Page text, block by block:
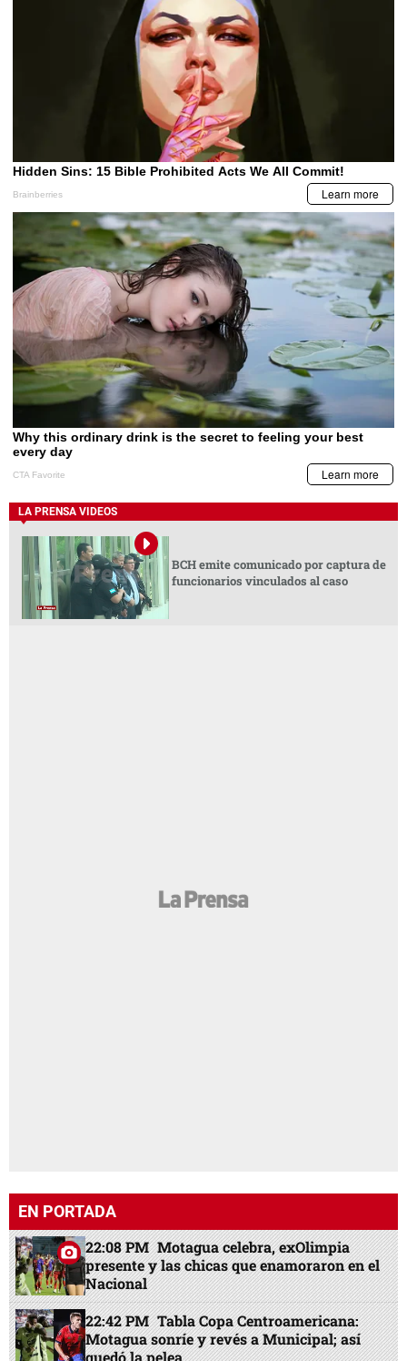
LA PRENSA VIDEOS
BCH emite comunicado por captura de
funcionarios vinculados al caso
EN PORTADA
22:08 PM Motagua celebra, exOlimpia
presente y las chicas que enamoraron en el
Nacional
22:42 PM Tabla Copa Centroamericana:
Motagua sonríe y revés a Municipal; así
quedó la pelea